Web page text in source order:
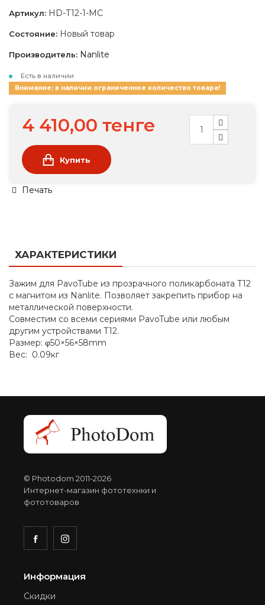
Артикул: HD-T12-1-MC
Состояние: Новый товар
Производитель: Nanlite
Есть в наличии
Внимание: в наличии ограниченное количество товара!
4 410,00 тенге
Купить
Печать
ХАРАКТЕРИСТИКИ
Зажим для PavoTube из прозрачного поликарбоната T12
с магнитом из Nanlite. Позволяет закрепить прибор на
металлической поверхности.
Совместим со всеми сериями PavoTube или любым
другим устройствами T12.
Размер: φ50×56×58mm
Вес: 0.09кг
© Photodom 2011-2026
Интернет-магазин фототехнки и
фототоваров
Информация
Скидки